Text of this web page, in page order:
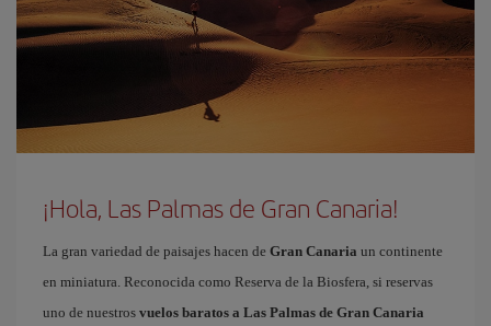
¡Hola, Las Palmas de Gran Canaria!
La gran variedad de paisajes hacen de Gran Canaria un continente
en miniatura. Reconocida como Reserva de la Biosfera, si reservas
uno de nuestros vuelos baratos a Las Palmas de Gran Canaria